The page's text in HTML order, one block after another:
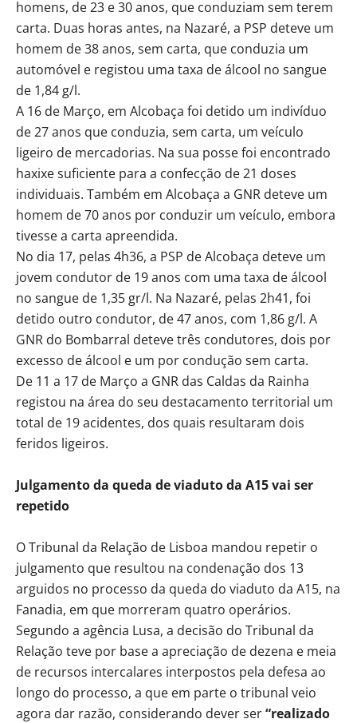
homens, de 23 e 30 anos, que conduziam sem terem
carta. Duas horas antes, na Nazaré, a PSP deteve um
homem de 38 anos, sem carta, que conduzia um
automóvel e registou uma taxa de álcool no sangue
de 1,84 g/l.
A 16 de Março, em Alcobaça foi detido um indivíduo
de 27 anos que conduzia, sem carta, um veículo
ligeiro de mercadorias. Na sua posse foi encontrado
haxixe suficiente para a confecção de 21 doses
individuais. Também em Alcobaça a GNR deteve um
homem de 70 anos por conduzir um veículo, embora
tivesse a carta apreendida.
No dia 17, pelas 4h36, a PSP de Alcobaça deteve um
jovem condutor de 19 anos com uma taxa de álcool
no sangue de 1,35 gr/l. Na Nazaré, pelas 2h41, foi
detido outro condutor, de 47 anos, com 1,86 g/l. A
GNR do Bombarral deteve três condutores, dois por
excesso de álcool e um por condução sem carta.
De 11 a 17 de Março a GNR das Caldas da Rainha
registou na área do seu destacamento territorial um
total de 19 acidentes, dos quais resultaram dois
feridos ligeiros.
Julgamento da queda de viaduto da A15 vai ser
repetido
O Tribunal da Relação de Lisboa mandou repetir o
julgamento que resultou na condenação dos 13
arguidos no processo da queda do viaduto da A15, na
Fanadia, em que morreram quatro operários.
Segundo a agência Lusa, a decisão do Tribunal da
Relação teve por base a apreciação de dezena e meia
de recursos intercalares interpostos pela defesa ao
longo do processo, a que em parte o tribunal veio
agora dar razão, considerando dever ser“realizado